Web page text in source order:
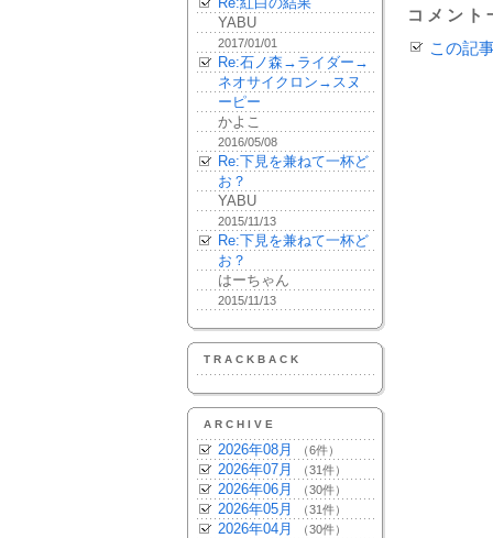
YABU
2017/01/01
Re:石ノ森→ライダー→
ネオサイクロン→スヌ
ーピー
かよこ
2016/05/08
Re:下見を兼ねて一杯ど
お？
YABU
2015/11/13
Re:下見を兼ねて一杯ど
お？
はーちゃん
2015/11/13
TRACKBACK
ARCHIVE
2026年08月 （6件）
2026年07月 （31件）
2026年06月 （30件）
2026年05月 （31件）
2026年04月 （30件）
コメント
この記